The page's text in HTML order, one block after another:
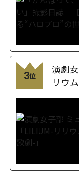
3位
演劇
リウ